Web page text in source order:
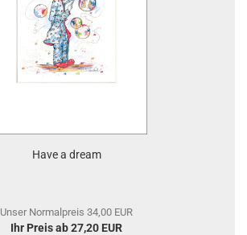
Have a dream
Unser Normalpreis 34,00 EUR
Ihr Preis ab 27,20 EUR